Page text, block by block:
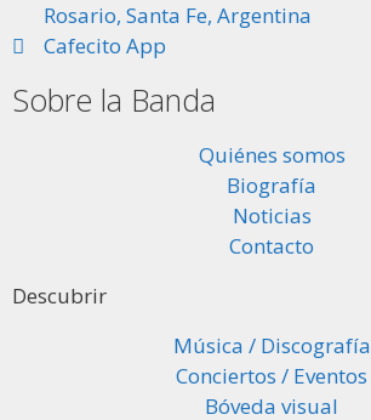
Rosario, Santa Fe, Argentina
Cafecito App
Sobre la Banda
Quiénes somos
Biografía
Noticias
Contacto
Descubrir
Música / Discografía
Conciertos / Eventos
Bóveda visual